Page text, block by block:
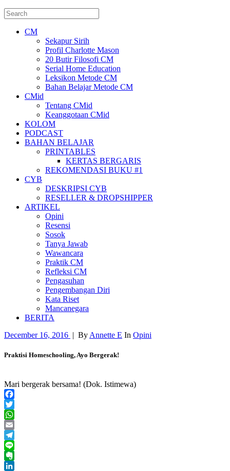
CM
Sekapur Sirih
Profil Charlotte Mason
20 Butir Filosofi CM
Serial Home Education
Leksikon Metode CM
Bahan Belajar Metode CM
CMid
Tentang CMid
Keanggotaan CMid
KOLOM
PODCAST
BAHAN BELAJAR
PRINTABLES
KERTAS BERGARIS
REKOMENDASI BUKU #1
CYB
DESKRIPSI CYB
RESELLER & DROPSHIPPER
ARTIKEL
Opini
Resensi
Sosok
Tanya Jawab
Wawancara
Praktik CM
Refleksi CM
Pengasuhan
Pengembangan Diri
Kata Riset
Mancanegara
BERITA
December 16, 2016 | By Annette E In Opini
Praktisi Homeschooling, Ayo Bergerak!
Mari bergerak bersama! (Dok. Istimewa)
Facebook
Twitter
WhatsApp
Email
Telegram
Line
Evernote